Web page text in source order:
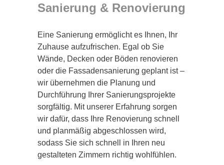
Sanierung & Renovierung
Eine Sanierung ermöglicht es Ihnen, Ihr
Zuhause aufzufrischen. Egal ob Sie
Wände, Decken oder Böden renovieren
oder die Fassadensanierung geplant ist –
wir übernehmen die Planung und
Durchführung Ihrer Sanierungsprojekte
sorgfältig. Mit unserer Erfahrung sorgen
wir dafür, dass Ihre Renovierung schnell
und planmäßig abgeschlossen wird,
sodass Sie sich schnell in Ihren neu
gestalteten Zimmern richtig wohlfühlen.